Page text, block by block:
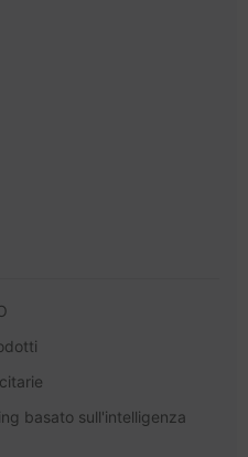
basato sull'intelligenza